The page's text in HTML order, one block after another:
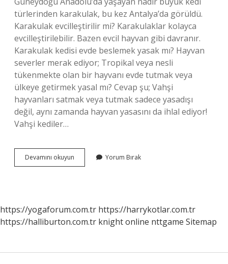
türlerinden karakulak, bu kez Antalya’da görüldü.
Karakulak evcilleştirilir mi? Karakulaklar kolayca
evcilleştirilebilir. Bazen evcil hayvan gibi davranır.
Karakulak kedisi evde beslemek yasak mı? Hayvan
severler merak ediyor; Tropikal veya nesli
tükenmekte olan bir hayvanı evde tutmak veya
ülkeye getirmek yasal mı? Cevap şu; Vahşi
hayvanları satmak veya tutmak sadece yasadışı
değil, aynı zamanda hayvan yasasını da ihlal ediyor!
Vahşi kediler…
Devamını okuyun Karakulak
Vahşi
Yorum Bırak
https://yogaforum.com.tr https://harrykotlar.com.tr
https://halliburton.com.tr knight online nttgame Sitemap